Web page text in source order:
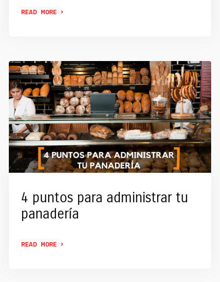
READ MORE
4 puntos para administrar tu
panadería
READ MORE